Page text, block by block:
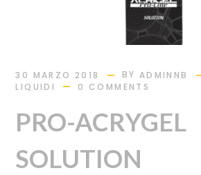
30 MARZO 2018 BY ADMINNB
LIQUIDI
0 COMMENTS
PRO-ACRYGEL
SOLUTION